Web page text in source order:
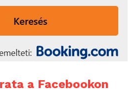
a Facebookon